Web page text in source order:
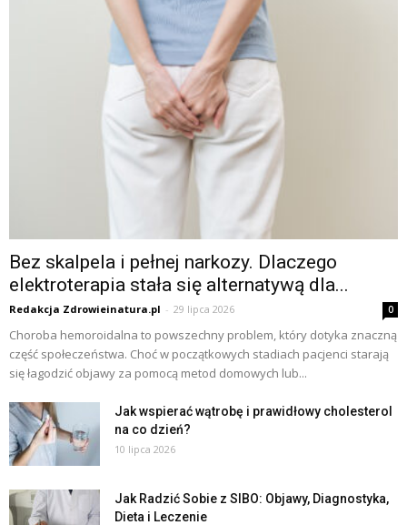
Bez skalpela i pełnej narkozy. Dlaczego
elektroterapia stała się alternatywą dla...
Redakcja Zdrowieinatura.pl - 29 lipca 2026 0
Choroba hemoroidalna to powszechny problem, który dotyka znaczną
część społeczeństwa. Choć w początkowych stadiach pacjenci starają
się łagodzić objawy za pomocą metod domowych lub...
Jak wspierać wątrobę i prawidłowy cholesterol
na co dzień?
10 lipca 2026
Jak Radzić Sobie z SIBO: Objawy, Diagnostyka,
Dieta i Leczenie